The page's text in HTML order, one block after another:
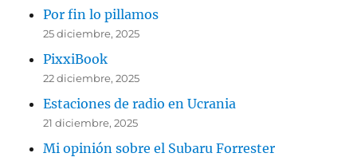
Por fin lo pillamos
25 diciembre, 2025
PixxiBook
22 diciembre, 2025
Estaciones de radio en Ucrania
21 diciembre, 2025
Mi opinión sobre el Subaru Forrester